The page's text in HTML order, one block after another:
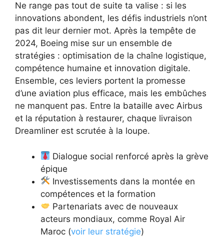
Ne range pas tout de suite ta valise : si les
innovations abondent, les défis industriels n’ont
pas dit leur dernier mot. Après la tempête de
2024, Boeing mise sur un ensemble de
stratégies : optimisation de la chaîne logistique,
compétence humaine et innovation digitale.
Ensemble, ces leviers portent la promesse
d’une aviation plus efficace, mais les embûches
ne manquent pas. Entre la bataille avec Airbus
et la réputation à restaurer, chaque livraison
Dreamliner est scrutée à la loupe.
Dialogue social renforcé après la grève
épique
Investissements dans la montée en
compétences et la formation
Partenariats avec de nouveaux
acteurs mondiaux, comme Royal Air
Maroc (voir leur stratégie)